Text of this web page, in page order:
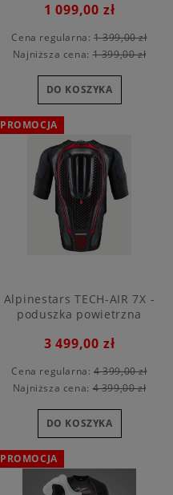
1 099,00 zł
Cena regularna: 1 399,00 zł
Najniższa cena:1 399,00 zł
DO KOSZYKA
Alpinestars TECH-AIR 7X -
poduszka powietrzna
3 499,00 zł
Cena regularna: 4 399,00 zł
Najniższa cena:4 399,00 zł
DO KOSZYKA
PROMOCJA
PROMOCJA